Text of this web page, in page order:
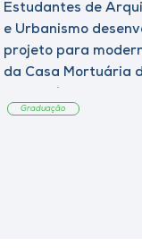
Estudantes de
e Urbanismo
projeto para
da Casa Mortuária
Graduação